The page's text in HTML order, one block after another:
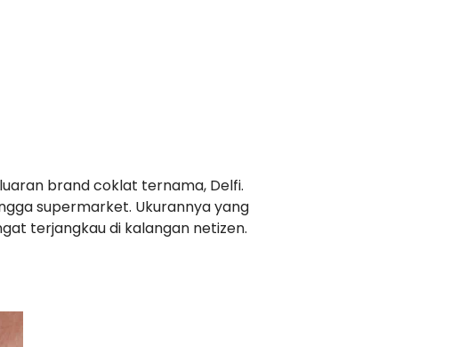
brand coklat ternama, Delfi.
supermarket. Ukurannya yang
terjangkau di kalangan netizen.